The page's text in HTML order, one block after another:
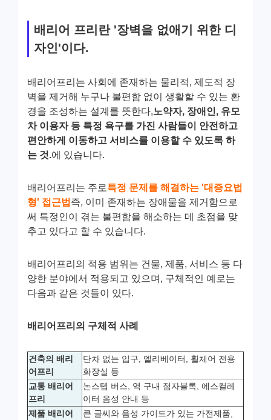
배리어 프리란 '장벽을 없애기 위한 디
자인'이다.
배리어프리는 사회에 존재하는 물리적, 제도적 장
벽을 제거해 누구나 불편함 없이 생활할 수 있는 환
경을 조성하는 설계를 뜻한다,노약자, 장애인, 유모
차 이용자 등 특정 욕구를 가진 사람들이 안전하고
편안하게 이동하고 서비스를 이용할 수 있도록 하
는 것.에 있습니다.
배리어프리는 주로특정 문제를 해결하는 '대증요법
형' 접근법 즉, 이미 존재하는 장애물을 제거함으로
써 특정인이 겪는 불편함을 해소하는 데 초점을 맞
추고 있다고 할 수 있습니다.
배리어프리의 적용 범위는 건물, 제품, 서비스 등 다
양한 분야에서 적용되고 있으며, 구체적인 예로는
다음과 같은 것들이 있다.
배리어프리의 구체적 사례
건축의 배리
어프리
단차 없는 입구, 엘리베이터, 휠체어 전용
화장실 등
교통 배리어
프리
논스텝 버스, 역 구내 점자블록, 에스컬레
이터 음성 안내 등
제품 배리어
큰 글씨와 음성 가이드가 있는 가전제품,